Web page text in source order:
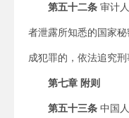
第五十二条 审计
者泄露所知悉的国家
成犯罪的，依法追究刑
第七章 附则
第五十三条 中国